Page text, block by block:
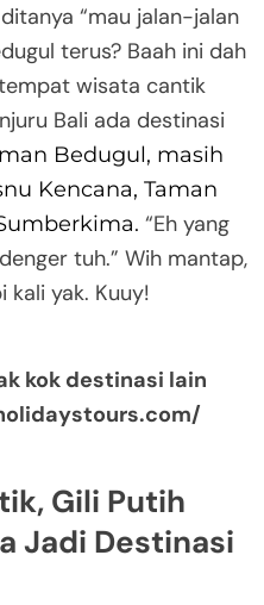
“mau jalan-jalan
terus? Baah ini dah
wisata cantik
Bali ada destinasi
Bedugul, masih
Kencana, Taman
“Eh yang
tuh.” Wih mantap,
yak. Kuuy!
kok destinasi lain
Gili Putih
Jadi Destinasi